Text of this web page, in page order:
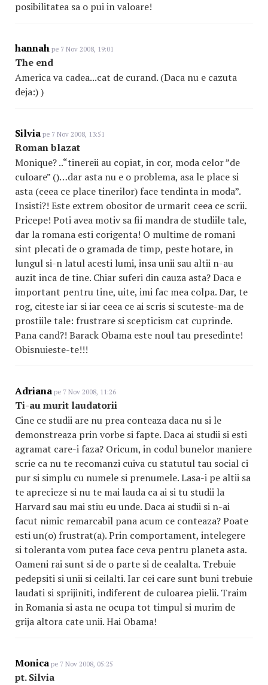
posibilitatea sa o pui in valoare!
hannah pe 7 Nov 2008, 19:01
The end
America va cadea...cat de curand. (Daca nu e cazuta
deja:) )
Silvia pe 7 Nov 2008, 13:51
Roman blazat
Monique? ..“tinereii au copiat, in cor, moda celor ”de
culoare” ()…dar asta nu e o problema, asa le place si
asta (ceea ce place tinerilor) face tendinta in moda”.
Insisti?! Este extrem obositor de urmarit ceea ce scrii.
Pricepe! Poti avea motiv sa fii mandra de studiile tale,
dar la romana esti corigenta! O multime de romani
sint plecati de o gramada de timp, peste hotare, in
lungul si-n latul acesti lumi, insa unii sau altii n-au
auzit inca de tine. Chiar suferi din cauza asta? Daca e
important pentru tine, uite, imi fac mea colpa. Dar, te
rog, citeste iar si iar ceea ce ai scris si scuteste-ma de
prostiile tale: frustrare si scepticism cat cuprinde.
Pana cand?! Barack Obama este noul tau presedinte!
Obisnuieste-te!!!
Adriana pe 7 Nov 2008, 11:26
Ti-au murit laudatorii
Cine ce studii are nu prea conteaza daca nu si le
demonstreaza prin vorbe si fapte. Daca ai studii si esti
agramat care-i faza? Oricum, in codul bunelor maniere
scrie ca nu te recomanzi cuiva cu statutul tau social ci
pur si simplu cu numele si prenumele. Lasa-i pe altii sa
te aprecieze si nu te mai lauda ca ai si tu studii la
Harvard sau mai stiu eu unde. Daca ai studii si n-ai
facut nimic remarcabil pana acum ce conteaza? Poate
esti un(o) frustrat(a). Prin comportament, intelegere
si toleranta vom putea face ceva pentru planeta asta.
Oameni rai sunt si de o parte si de cealalta. Trebuie
pedepsiti si unii si ceilalti. Iar cei care sunt buni trebuie
laudati si sprijiniti, indiferent de culoarea pielii. Traim
in Romania si asta ne ocupa tot timpul si murim de
grija altora cate unii. Hai Obama!
Monica pe 7 Nov 2008, 05:25
pt. Silvia